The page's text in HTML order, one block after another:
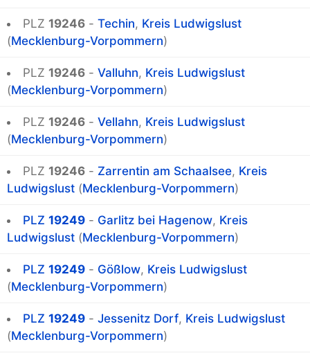
PLZ 19246 - Techin, Kreis Ludwigslust
(Mecklenburg-Vorpommern)
PLZ 19246 - Valluhn, Kreis Ludwigslust
(Mecklenburg-Vorpommern)
PLZ 19246 - Vellahn, Kreis Ludwigslust
(Mecklenburg-Vorpommern)
PLZ 19246 - Zarrentin am Schaalsee, Kreis
Ludwigslust (Mecklenburg-Vorpommern)
PLZ 19249 - Garlitz bei Hagenow, Kreis
Ludwigslust (Mecklenburg-Vorpommern)
PLZ 19249 - Gößlow, Kreis Ludwigslust
(Mecklenburg-Vorpommern)
PLZ 19249 - Jessenitz Dorf, Kreis Ludwigslust
(Mecklenburg-Vorpommern)